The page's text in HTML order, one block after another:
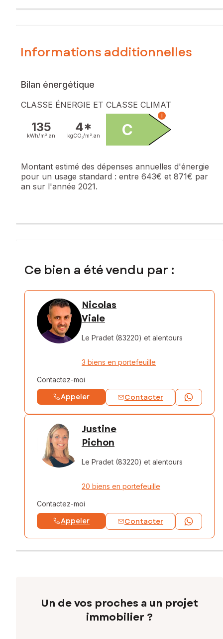
Informations additionnelles
Bilan énergétique
CLASSE ÉNERGIE ET CLASSE CLIMAT
135
kWh/m². an
4*
kgCO₂/m². an C
i
Montant estimé des dépenses annuelles d'énergie
pour un usage standard : entre 643€ et 871€ par
an sur l'année 2021.
Ce bien a été vendu par :
Nicolas
Viale
Le Pradet (83220) et alentours
3 biens en portefeuille
Contactez-moi
Appeler Contacter
Justine
Pichon
Le Pradet (83220) et alentours
20 biens en portefeuille
Contactez-moi
Appeler Contacter
Un de vos proches a un projet
immobilier ?